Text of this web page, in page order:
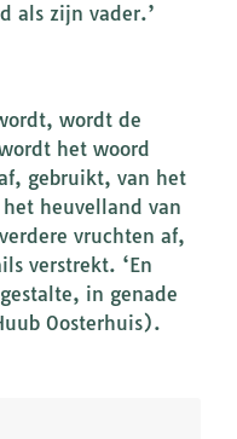
als zijn vader.’
wordt de
het woord
gebruikt, van het
heuvelland van
vruchten af,
verstrekt. ‘En
in genade
Oosterhuis).